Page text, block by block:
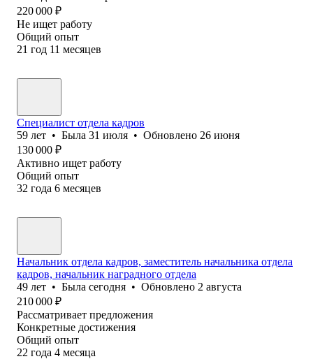
220 000 ₽
Не ищет работу
Общий опыт
21 год 11 месяцев
Специалист отдела кадров
59 лет • Была 31 июля • Обновлено 26 июня
130 000 ₽
Активно ищет работу
Общий опыт
32 года 6 месяцев
Начальник отдела кадров, заместитель начальника отдела
кадров, начальник наградного отдела
49 лет • Была сегодня • Обновлено 2 августа
210 000 ₽
Рассматривает предложения
Конкретные достижения
Общий опыт
22 года 4 месяца